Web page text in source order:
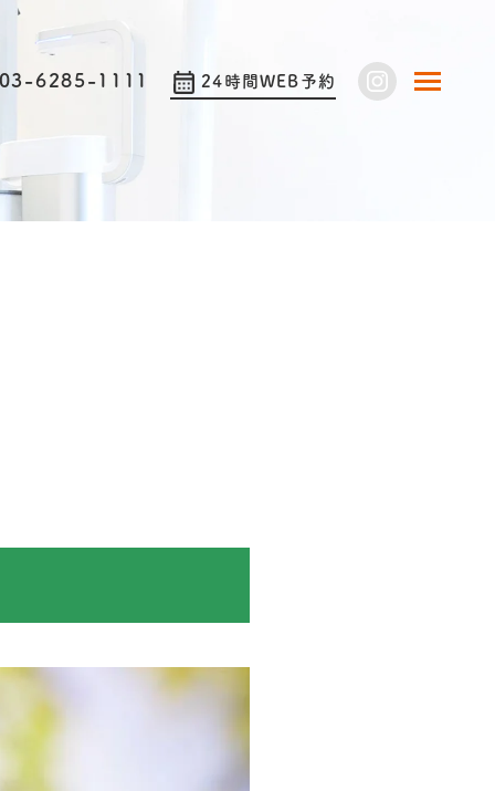
6285-1111 24時間WEB予約